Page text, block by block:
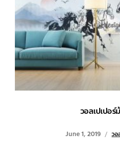
วอลเปเปอร์
June 1, 2019 วอ